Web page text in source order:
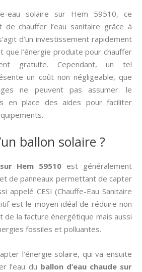
eau solaire sur Hem 59510, ce
chauffer l’eau sanitaire grâce à
d’un investissement rapidement
que l’énergie produite pour chauffer
gratuite. Cependant, un tel
un coût non négligeable, que
ne peuvent pas assumer. le
en place des aides pour faciliter
ballon solaire ?
Hem 59510 est généralement
de panneaux permettant de capter
appelé CESI (Chauffe-Eau Sanitaire
est le moyen idéal de réduire non
de la facture énergétique mais aussi
fossiles et polluantes.
l’énergie solaire, qui va ensuite
l’eau du ballon d’eau chaude sur